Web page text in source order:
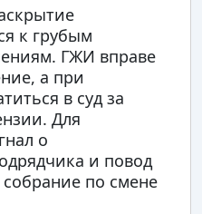
к грубым
ГЖИ вправе
а при
в суд за
Для
о
и повод
по смене